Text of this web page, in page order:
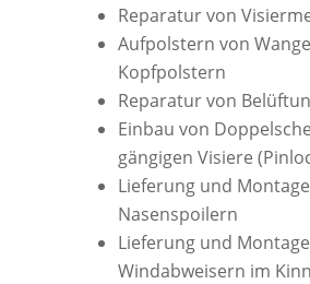
Reparatur von
Aufpolstern von
Kopfpolstern
Reparatur von
Einbau von
gängigen Visiere
Lieferung und
Nasenspoilern
Lieferung und
Windabweisern im